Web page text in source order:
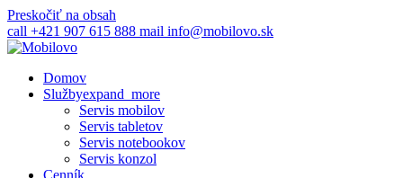
Preskočiť na obsah
call +421 907 615 888 mail info@mobilovo.sk
Domov
Službyexpand_more
Servis mobilov
Servis tabletov
Servis notebookov
Servis konzol
Cenník